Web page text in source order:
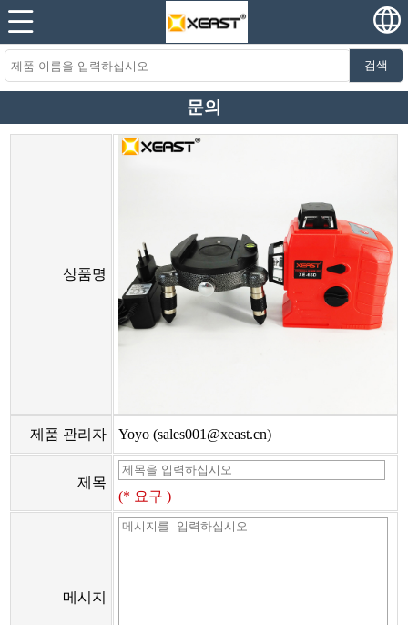
검색
문의
상품명
제품 관리자 Yoyo (sales001@xeast.cn)
제목
(* 요구 )
메시지